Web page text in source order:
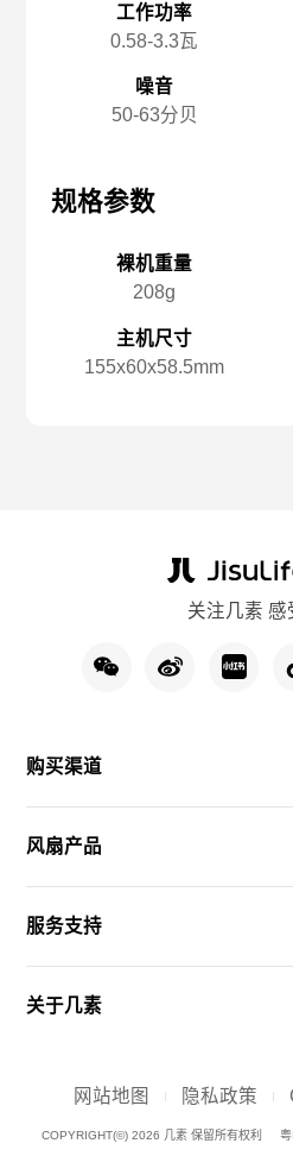
工作功率
0.58-3.3瓦
噪音
50-63分贝
规格参数
裸机重量
208g
主机尺寸
155x️60x️58.5mm
关注几素 感
购买渠道
风扇产品
服务支持
关于几素
COPYRIGHT(©) 2026 几素 保留所有权利
网站地图 隐私政策